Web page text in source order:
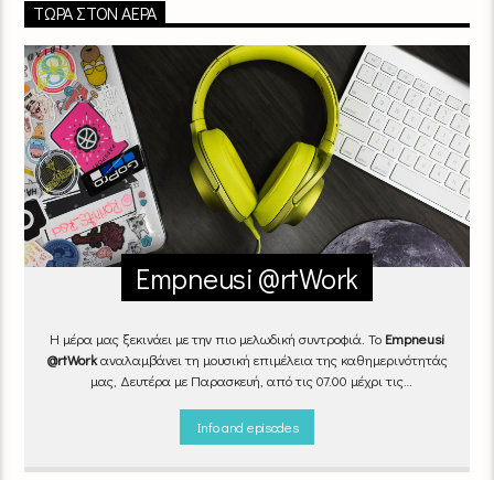
ΤΏΡΑ ΣΤΟΝ ΑΈΡΑ
Empneusi @rtWork
Η μέρα μας ξεκινάει με την πιο μελωδική συντροφιά. Το Empneusi
@rtWorkαναλαμβάνει τη μουσική επιμέλεια της καθημερινότητάς
μας, Δευτέρα με Παρασκευή, από τις 07.00 μέχρι τις
εναλλάσσονται αρμονικά, θυμίζοντάς μας πως δουλειά και
Καθημερινά(Δευτέρα-Παρασκευή)
Info and episodes